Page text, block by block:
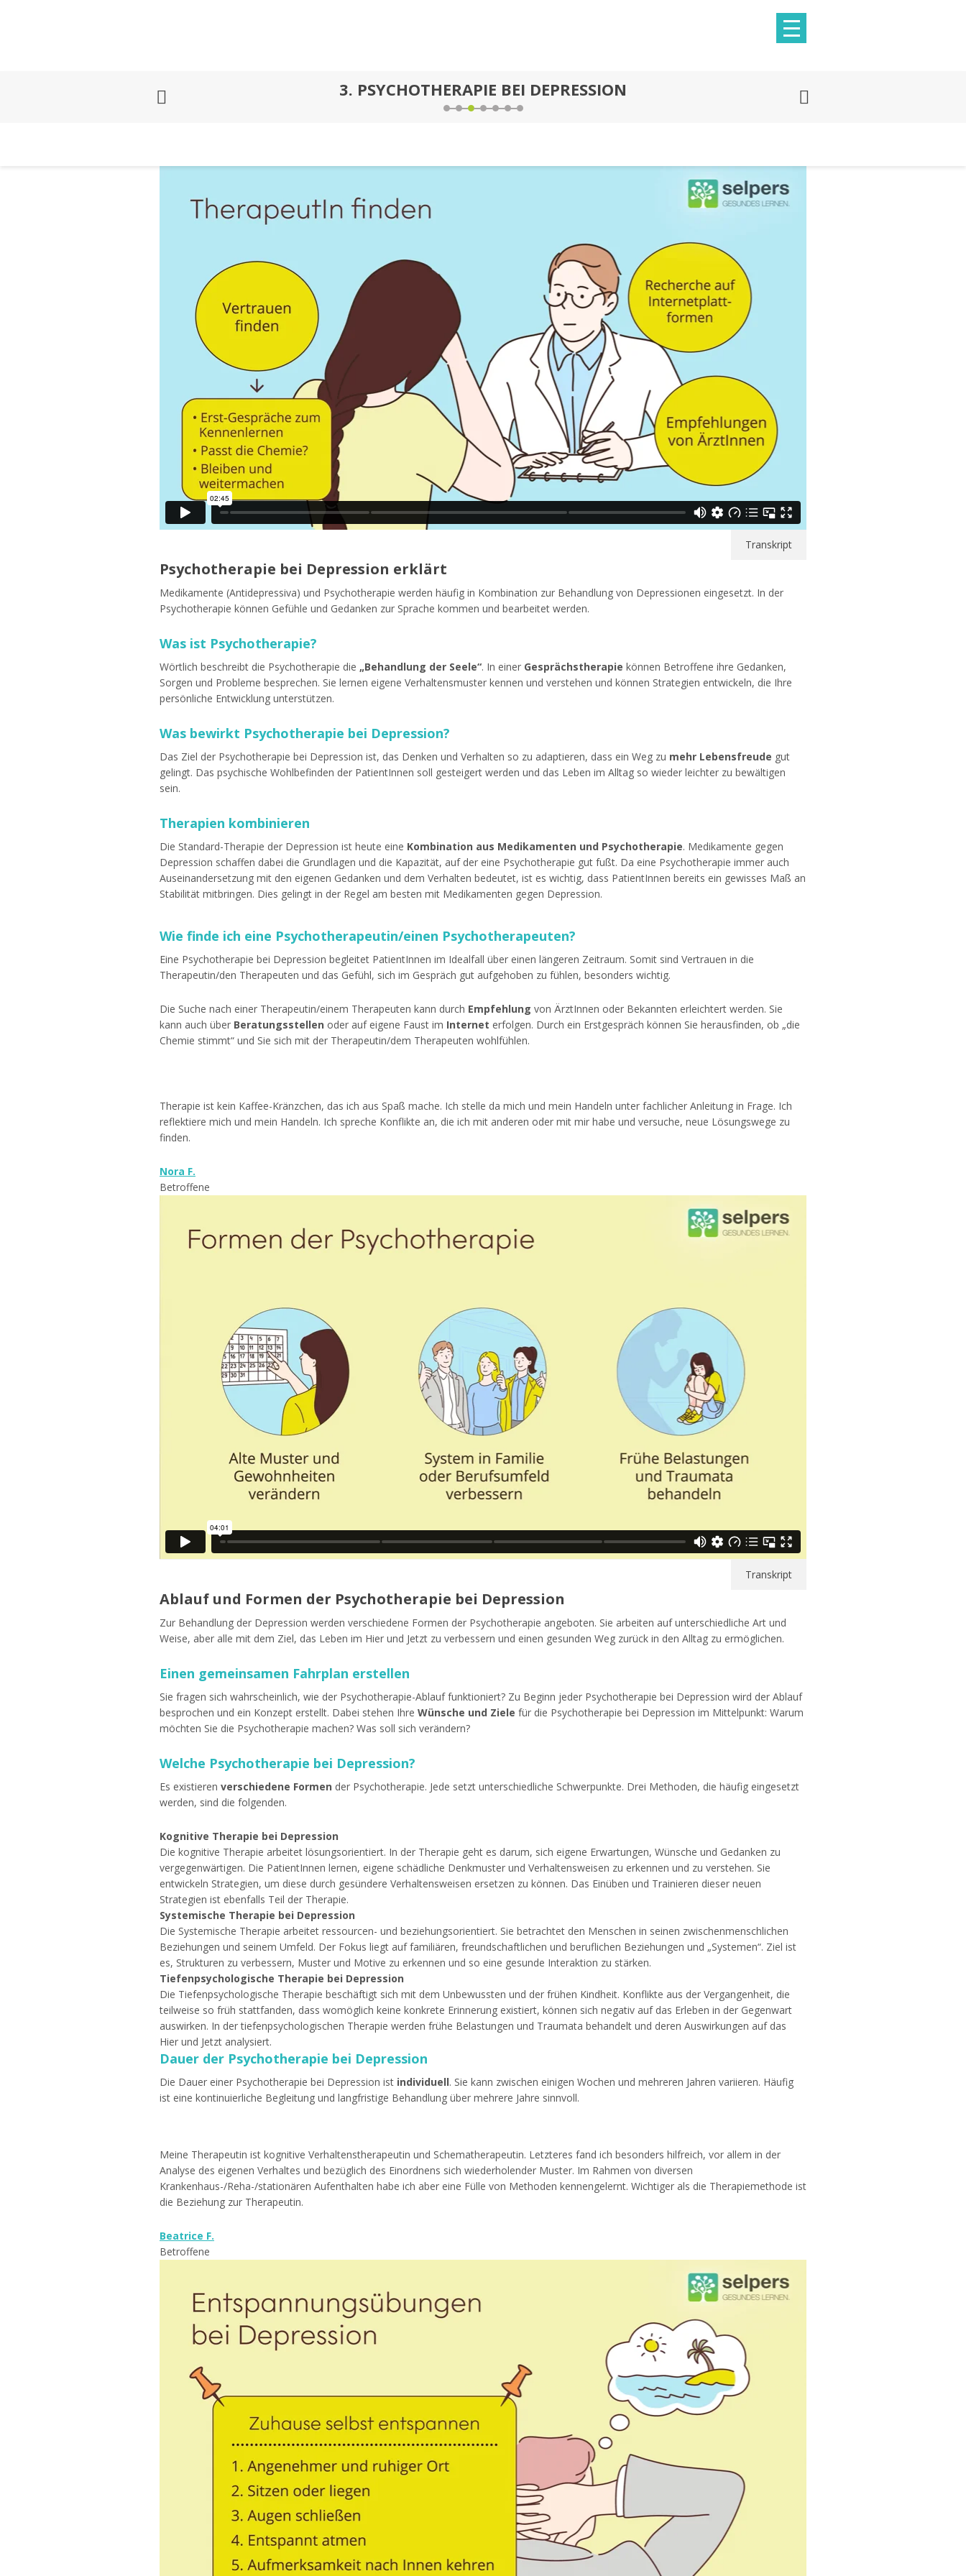
3. PSYCHOTHERAPIE BEI DEPRESSION
Transkript
Psychotherapie bei Depression erklärt
Medikamente (Antidepressiva) und Psychotherapie werden häufig in Kombination zur Behandlung von Depressionen eingesetzt. In der
Psychotherapie können Gefühle und Gedanken zur Sprache kommen und bearbeitet werden.
Was ist Psychotherapie?
Wörtlich beschreibt die Psychotherapie die „Behandlung der Seele“. In einer Gesprächstherapie können Betroffene ihre Gedanken,
Sorgen und Probleme besprechen. Sie lernen eigene Verhaltensmuster kennen und verstehen und können Strategien entwickeln, die Ihre
persönliche Entwicklung unterstützen.
Was bewirkt Psychotherapie bei Depression?
Das Ziel der Psychotherapie bei Depression ist, das Denken und Verhalten so zu adaptieren, dass ein Weg zu mehr Lebensfreude gut
gelingt. Das psychische Wohlbefinden der PatientInnen soll gesteigert werden und das Leben im Alltag so wieder leichter zu bewältigen
sein.
Therapien kombinieren
Die Standard-Therapie der Depression ist heute eine Kombination aus Medikamenten und Psychotherapie. Medikamente gegen
Depression schaffen dabei die Grundlagen und die Kapazität, auf der eine Psychotherapie gut fußt. Da eine Psychotherapie immer auch
Auseinandersetzung mit den eigenen Gedanken und dem Verhalten bedeutet, ist es wichtig, dass PatientInnen bereits ein gewisses Maß an
Stabilität mitbringen. Dies gelingt in der Regel am besten mit Medikamenten gegen Depression.
Wie finde ich eine Psychotherapeutin/einen Psychotherapeuten?
Eine Psychotherapie bei Depression begleitet PatientInnen im Idealfall über einen längeren Zeitraum. Somit sind Vertrauen in die
Therapeutin/den Therapeuten und das Gefühl, sich im Gespräch gut aufgehoben zu fühlen, besonders wichtig.
Die Suche nach einer Therapeutin/einem Therapeuten kann durch Empfehlung von ÄrztInnen oder Bekannten erleichtert werden. Sie
kann auch über Beratungsstellen oder auf eigene Faust im Internet erfolgen. Durch ein Erstgespräch können Sie herausfinden, ob „die
Chemie stimmt“ und Sie sich mit der Therapeutin/dem Therapeuten wohlfühlen.
Therapie ist kein Kaffee-Kränzchen, das ich aus Spaß mache. Ich stelle da mich und mein Handeln unter fachlicher Anleitung in Frage. Ich
reflektiere mich und mein Handeln. Ich spreche Konflikte an, die ich mit anderen oder mit mir habe und versuche, neue Lösungswege zu
finden.
Nora F.
Betroffene
Transkript
Ablauf und Formen der Psychotherapie bei Depression
Zur Behandlung der Depression werden verschiedene Formen der Psychotherapie angeboten. Sie arbeiten auf unterschiedliche Art und
Weise, aber alle mit dem Ziel, das Leben im Hier und Jetzt zu verbessern und einen gesunden Weg zurück in den Alltag zu ermöglichen.
Einen gemeinsamen Fahrplan erstellen
Sie fragen sich wahrscheinlich, wie der Psychotherapie-Ablauf funktioniert? Zu Beginn jeder Psychotherapie bei Depression wird der Ablauf
besprochen und ein Konzept erstellt. Dabei stehen Ihre Wünsche und Ziele für die Psychotherapie bei Depression im Mittelpunkt: Warum
möchten Sie die Psychotherapie machen? Was soll sich verändern?
Welche Psychotherapie bei Depression?
Es existieren verschiedene Formen der Psychotherapie. Jede setzt unterschiedliche Schwerpunkte. Drei Methoden, die häufig eingesetzt
werden, sind die folgenden.
Kognitive Therapie bei Depression
Die kognitive Therapie arbeitet lösungsorientiert. In der Therapie geht es darum, sich eigene Erwartungen, Wünsche und Gedanken zu
vergegenwärtigen. Die PatientInnen lernen, eigene schädliche Denkmuster und Verhaltensweisen zu erkennen und zu verstehen. Sie
entwickeln Strategien, um diese durch gesündere Verhaltensweisen ersetzen zu können. Das Einüben und Trainieren dieser neuen
Strategien ist ebenfalls Teil der Therapie.
Systemische Therapie bei Depression
Die Systemische Therapie arbeitet ressourcen- und beziehungsorientiert. Sie betrachtet den Menschen in seinen zwischenmenschlichen
Beziehungen und seinem Umfeld. Der Fokus liegt auf familiären, freundschaftlichen und beruflichen Beziehungen und „Systemen“. Ziel ist
es, Strukturen zu verbessern, Muster und Motive zu erkennen und so eine gesunde Interaktion zu stärken.
Tiefenpsychologische Therapie bei Depression
Die Tiefenpsychologische Therapie beschäftigt sich mit dem Unbewussten und der frühen Kindheit. Konflikte aus der Vergangenheit, die
teilweise so früh stattfanden, dass womöglich keine konkrete Erinnerung existiert, können sich negativ auf das Erleben in der Gegenwart
auswirken. In der tiefenpsychologischen Therapie werden frühe Belastungen und Traumata behandelt und deren Auswirkungen auf das
Hier und Jetzt analysiert.
Dauer der Psychotherapie bei Depression
Die Dauer einer Psychotherapie bei Depression ist individuell. Sie kann zwischen einigen Wochen und mehreren Jahren variieren. Häufig
ist eine kontinuierliche Begleitung und langfristige Behandlung über mehrere Jahre sinnvoll.
Meine Therapeutin ist kognitive Verhaltenstherapeutin und Schematherapeutin. Letzteres fand ich besonders hilfreich, vor allem in der
Analyse des eigenen Verhaltes und bezüglich des Einordnens sich wiederholender Muster. Im Rahmen von diversen
Krankenhaus-/Reha-/stationären Aufenthalten habe ich aber eine Fülle von Methoden kennengelernt. Wichtiger als die Therapiemethode ist
die Beziehung zur Therapeutin.
Beatrice F.
Betroffene